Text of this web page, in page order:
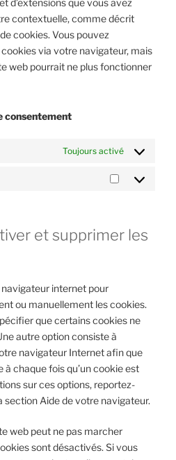
d’extensions que vous avez
contextuelle, comme décrit
cookies. Vous pouvez
via votre navigateur, mais
web pourrait ne plus fonctionner
consentement
Toujours activé
Marketing
et supprimer les
internet pour
ou manuellement les cookies.
que certains cookies ne
autre option consiste à
navigateur Internet afin que
chaque fois qu’un cookie est
sur ces options, reportez-
section Aide de votre navigateur.
web peut ne pas marcher
sont désactivés. Si vous